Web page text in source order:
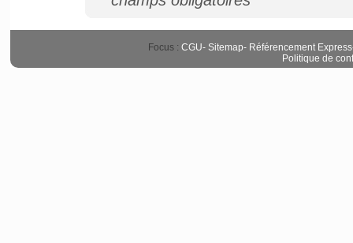
Focus : CGU- Sitemap- Référencement Express
Politique de